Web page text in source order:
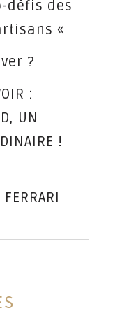
défis des
«
?
:
UN
!